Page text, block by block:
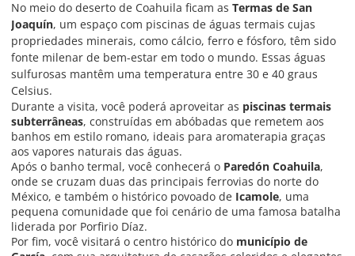
No meio do deserto de Coahuila ficam as Termas de San
Joaquín, um espaço com piscinas de águas termais cujas
propriedades minerais, como cálcio, ferro e fósforo, têm sido
fonte milenar de bem-estar em todo o mundo. Essas águas
sulfurosas mantêm uma temperatura entre 30 e 40 graus
Celsius.
Durante a visita, você poderá aproveitar as piscinas termais
subterrâneas, construídas em abóbadas que remetem aos
banhos em estilo romano, ideais para aromaterapia graças
aos vapores naturais das águas.
Após o banho termal, você conhecerá o Paredón Coahuila,
onde se cruzam duas das principais ferrovias do norte do
México, e também o histórico povoado de Icamole, uma
pequena comunidade que foi cenário de uma famosa batalha
liderada por Porfirio Díaz.
Por fim, você visitará o centro histórico do município de